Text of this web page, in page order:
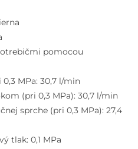
pomocou
MPa: 30,7 l/min
(pri 0,3 MPa): 30,7 l/min
sprche (pri 0,3 MPa): 27,4
tlak: 0,1 MPa